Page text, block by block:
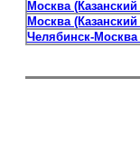
Москва
Москва
Челябинск-Москва